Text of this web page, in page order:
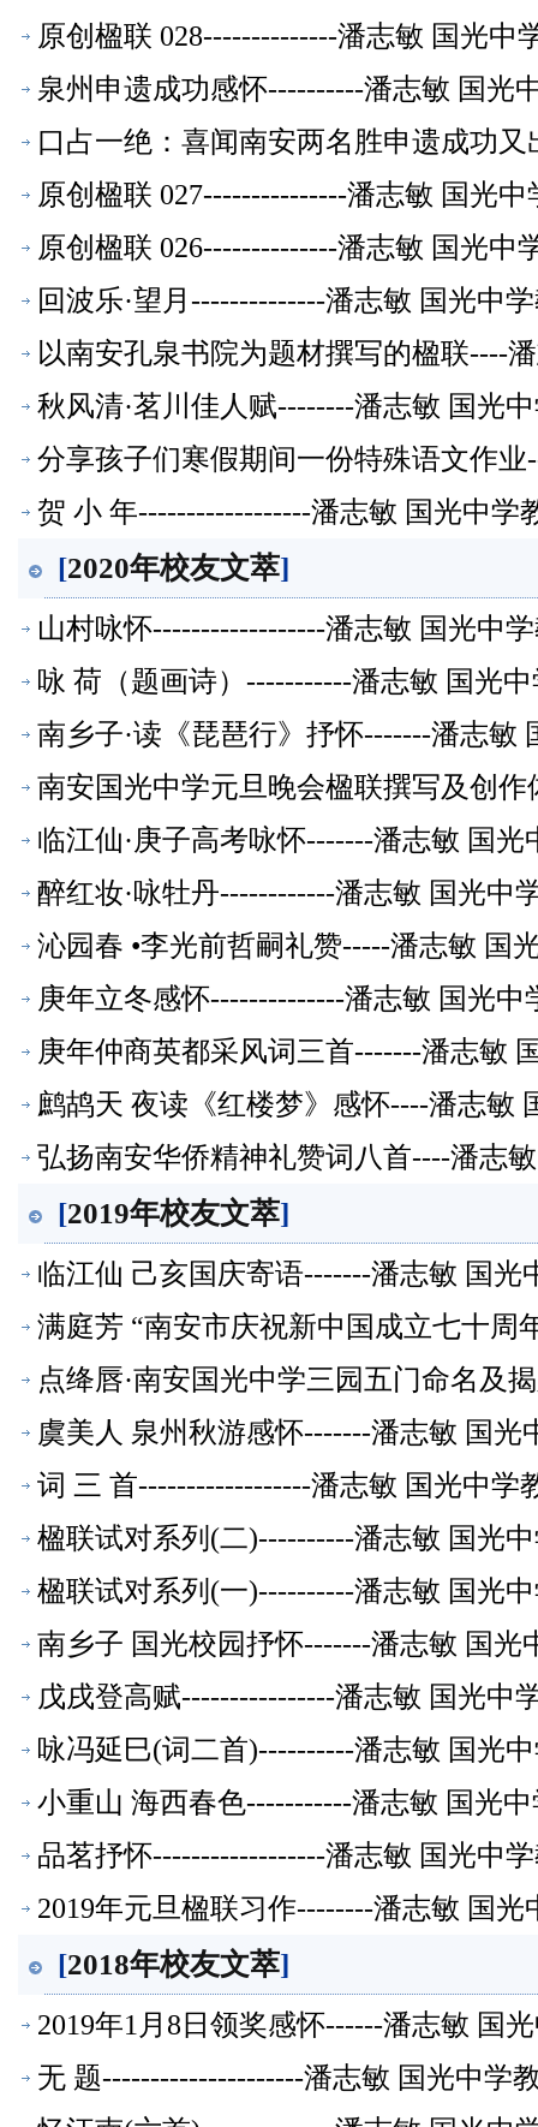
原创楹联 028--------------潘志敏 国光中
泉州申遗成功感怀----------潘志敏 国光
口占一绝：喜闻南安两名胜申遗成功
萃】
原创楹联 027---------------潘志敏 国光
原创楹联 026--------------潘志敏 国光中
回波乐·望月--------------潘志敏 国光中
以南安孔泉书院为题材撰写的楹联----
秋风清·茗川佳人赋--------潘志敏 国光
分享孩子们寒假期间一份特殊语文作
贺 小 年------------------潘志敏 国光中学
[2020年校友文萃]
山村咏怀------------------潘志敏 国光中
咏 荷（题画诗）-----------潘志敏 国光
南乡子·读《琵琶行》抒怀-------潘志敏
南安国光中学元旦晚会楹联撰写及创作
临江仙·庚子高考咏怀-------潘志敏 国
醉红妆·咏牡丹------------潘志敏 国光中
沁园春 •李光前哲嗣礼赞-----潘志敏 国
庚年立冬感怀--------------潘志敏 国光中
庚年仲商英都采风词三首-------潘志敏
鹧鸪天 夜读《红楼梦》感怀----潘志敏
弘扬南安华侨精神礼赞词八首----潘志
[2019年校友文萃]
临江仙 己亥国庆寄语-------潘志敏 国光
满庭芳 “南安市庆祝新中国成立七十周
友文萃】
点绛唇·南安国光中学三园五门命名及
虞美人 泉州秋游感怀-------潘志敏 国光
词 三 首------------------潘志敏 国光中学
楹联试对系列(二)----------潘志敏 国光
楹联试对系列(一)----------潘志敏 国光
南乡子 国光校园抒怀-------潘志敏 国光
戊戌登高赋----------------潘志敏 国光中
咏冯延巳(词二首)----------潘志敏 国光
小重山 海西春色-----------潘志敏 国光
品茗抒怀------------------潘志敏 国光中
2019年元旦楹联习作--------潘志敏 国
[2018年校友文萃]
2019年1月8日领奖感怀------潘志敏 国
无 题---------------------潘志敏 国光中学